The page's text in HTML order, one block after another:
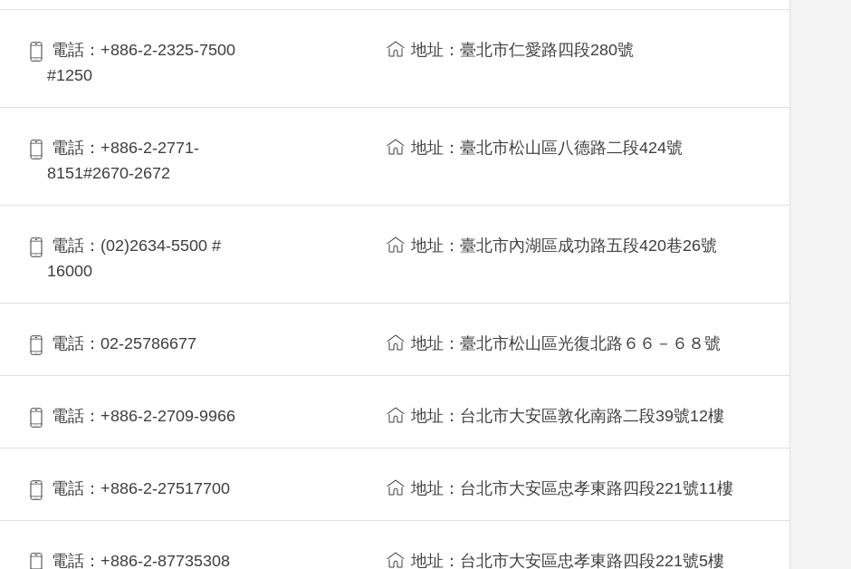
電話：+886-2-2325-7500
#1250
地址：臺北市仁愛路四段280號
電話：+886-2-2771-
8151#2670-2672
地址：臺北市松山區八德路二段424號
電話：(02)2634-5500 #
16000
地址：臺北市內湖區成功路五段420巷26號
電話：02-25786677 地址：臺北市松山區光復北路６６－６８號
電話：+886-2-2709-9966 地址：台北市大安區敦化南路二段39號12樓
電話：+886-2-27517700 地址：台北市大安區忠孝東路四段221號11樓
電話：+886-2-87735308 地址：台北市大安區忠孝東路四段221號5樓